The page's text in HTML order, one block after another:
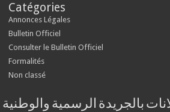
Catégories
Annonces Légales
Bulletin Officiel
Consulter le Bulletin Officiel
Formalités
Non classé
بالجريدة الرسمية والوطنية